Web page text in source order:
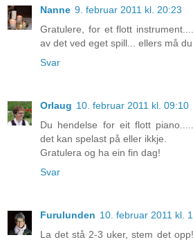
Nanne 9. februar 2011 kl. 20:23
Gratulere, for et flott
av det ved eget spill... ellers må du
Svar
Orlaug 10. februar 2011 kl. 09:10
Du hendelse for eit flott
det kan spelast på eller ikkje.
Gratulera og ha ein fin dag!
Svar
Furulunden 10. februar 2011 kl.
La det stå 2-3 uker, stem det